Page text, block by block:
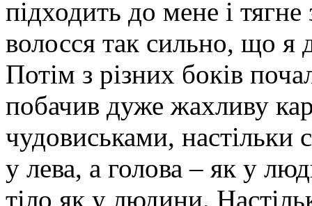
підходить до мене і
волосся так сильно, що я
Потім з різних боків
побачив дуже жахливу
чудовиськами,
у лева, а голова – як у
тіло як у людини.